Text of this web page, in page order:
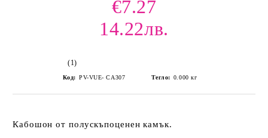
€7.27
14.22лв.
(1)
Код: PV-VUЕ- CA307 Тегло: 0.000 кг
Кабошон от полускъпоценен камък.